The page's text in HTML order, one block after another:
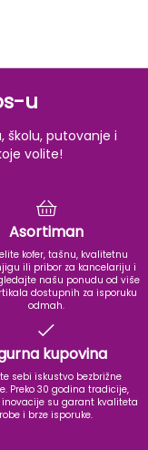
u
školu, putovanje i
volite!
Asortiman
kofer, tašnu, kvalitetnu
ili pribor za kancelariju i
našu ponudu od više
dostupnih za isporuku
odmah.
kupovina
sebi iskustvo bezbrižne
Preko 30 godina tradicije,
su garant kvaliteta
robe i brze isporuke.